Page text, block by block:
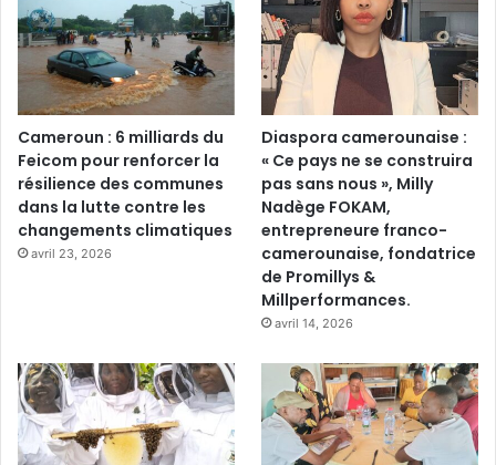
Cameroun : 6 milliards du
Feicom pour renforcer la
résilience des communes
dans la lutte contre les
changements climatiques
avril 23, 2026
Diaspora camerounaise :
« Ce pays ne se construira
pas sans nous », Milly
Nadège FOKAM,
entrepreneure franco-
camerounaise, fondatrice
de Promillys &
Millperformances.
avril 14, 2026